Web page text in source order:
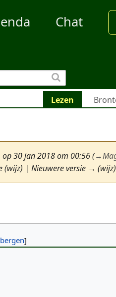
Chat
Lezen
op 30 jan 2018 om 00:56(→
(wijz) | Nieuwere versie → (wijz)